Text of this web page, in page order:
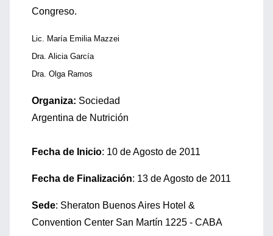
Congreso.
Lic. María Emilia Mazzei
Dra. Alicia García
Dra. Olga Ramos
Organiza: Sociedad
Argentina de Nutrición
Fecha de Inicio: 10 de Agosto de 2011
Fecha de Finalización: 13 de Agosto de 2011
Sede: Sheraton Buenos Aires Hotel &
Convention Center San Martín 1225 - CABA